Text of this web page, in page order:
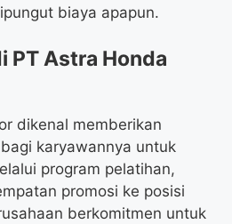
biaya apapun.
PT Astra Honda
dikenal memberikan
karyawannya untuk
program pelatihan,
promosi ke posisi
berkomitmen untuk